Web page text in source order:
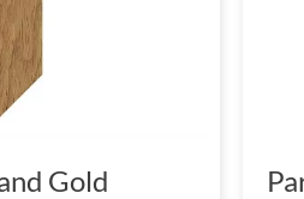
Gold